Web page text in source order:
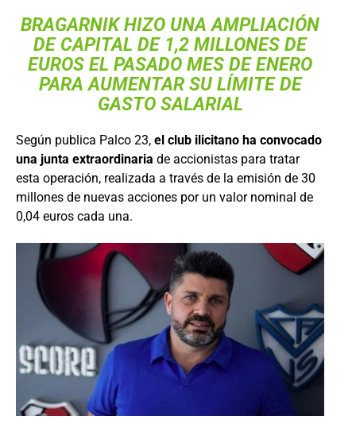
BRAGARNIK HIZO UNA AMPLIACIÓN
DE CAPITAL DE 1,2 MILLONES DE
EUROS EL PASADO MES DE ENERO
PARA AUMENTAR SU LÍMITE DE
GASTO SALARIAL
Según publica Palco 23, el club ilicitano ha convocado
una junta extraordinaria de accionistas para tratar
esta operación, realizada a través de la emisión de 30
millones de nuevas acciones por un valor nominal de
0,04 euros cada una.